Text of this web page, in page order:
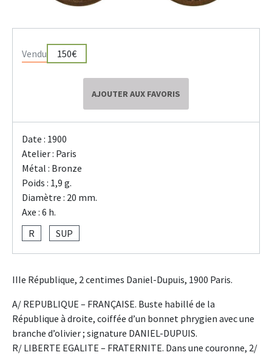
Vendu 150€
AJOUTER AUX FAVORIS
Date : 1900
Atelier : Paris
Métal : Bronze
Poids : 1,9 g.
Diamètre : 20 mm.
Axe : 6 h.
R
SUP
IIIe République, 2 centimes Daniel-Dupuis, 1900 Paris.
A/ REPUBLIQUE – FRANÇAISE. Buste habillé de la
République à droite, coiffée d’un bonnet phrygien avec une
branche d’olivier ; signature DANIEL-DUPUIS.
R/ LIBERTE EGALITE – FRATERNITE. Dans une couronne, 2/